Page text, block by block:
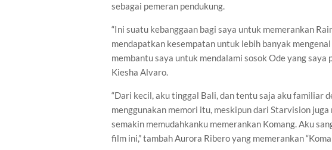
sebagai pemeran pendukung.
“Ini suatu kebanggaan bagi saya untuk memerankan
mendapatkan kesempatan untuk lebih banyak
membantu saya untuk mendalami sosok Ode yang saya
Kiesha Alvaro.
“Dari kecil, aku tinggal Bali, dan tentu saja aku familiar
menggunakan memori itu, meskipun dari Starvision
semakin memudahkanku memerankan Komang. Aku
film ini,” tambah Aurora Ribero yang memerankan